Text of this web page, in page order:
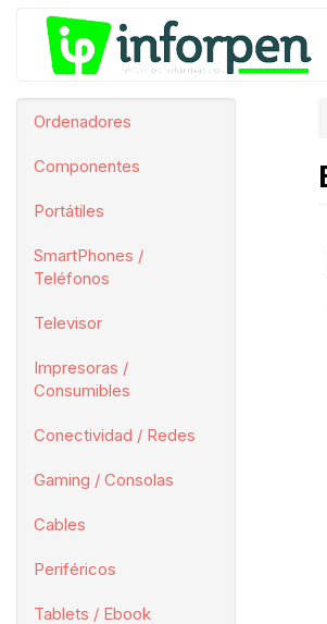
Ordenadores
Componentes
Portátiles
SmartPhones /
Teléfonos
Televisor
Impresoras /
Consumibles
Conectividad / Redes
Gaming / Consolas
Cables
Periféricos
Tablets / Ebook